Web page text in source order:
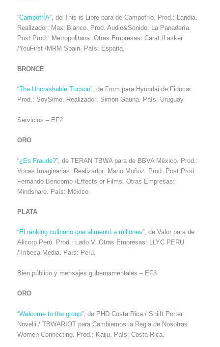
“CampofrÍA”, de This is Libre para de Campofrío. Prod.: Landia.
Realizador: Maxi Blanco. Prod. Audio&Sonido: La Panadería.
Post Prod.: Metropolitana. Otras Empresas: Carat /Lasker
/YouFirst /MRM Spain. País: España.
BRONCE
“The Uncrashable Tucson”, de From para Hyundai de Fidocar.
Prod.: SoySimo. Realizador: Simón Gauna. País: Uruguay.
Servicios – EF2
ORO
“¿Es Fraude?”, de TERAN TBWA para de BBVA México. Prod.:
Voces Imaginarias. Realizador: Mario Muñoz. Prod. Post Prod.:
Fernando Bencomo /Effects or Films. Otras Empresas:
Mindshare. País: México.
PLATA
“El ranking culinario que alimentó a millones”, de Valor para de
Alicorp Perú. Prod.: Lado V. Otras Empresas: LLYC PERU
/Tribeca Media. País: Perú.
Bien público y mensajes gubernamentales – EF3
ORO
“Welcome to the group”, de PHD Costa Rica / Shiift Porter
Novelli / TBWARIOT para Cambiemos la Regla de Nosotras
Women Connecting. Prod.: Kaiju. País: Costa Rica.